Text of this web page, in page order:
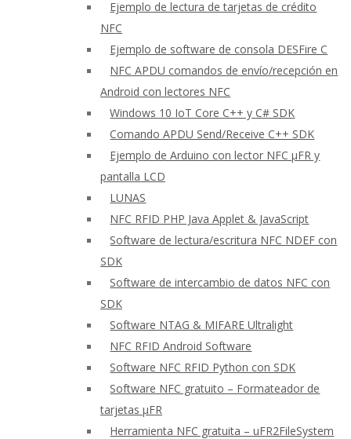
Ejemplo de lectura de tarjetas de crédito
NFC
Ejemplo de software de consola DESFire C
NFC APDU comandos de envío/recepción en
Android con lectores NFC
Windows 10 IoT Core C++ y C# SDK
Comando APDU Send/Receive C++ SDK
Ejemplo de Arduino con lector NFC μFR y
pantalla LCD
LUNAS
NFC RFID PHP Java Applet & JavaScript
Software de lectura/escritura NFC NDEF con
SDK
Software de intercambio de datos NFC con
SDK
Software NTAG & MIFARE Ultralight
NFC RFID Android Software
Software NFC RFID Python con SDK
Software NFC gratuito – Formateador de
tarjetas μFR
Herramienta NFC gratuita – uFR2FileSystem